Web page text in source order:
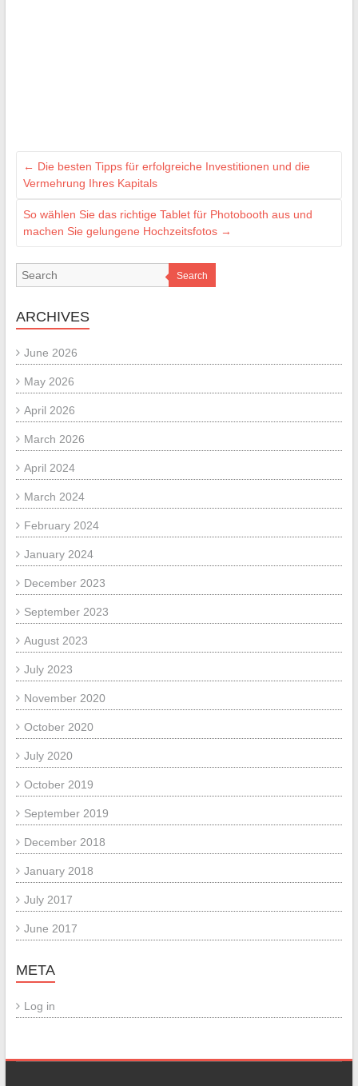
← Die besten Tipps für erfolgreiche Investitionen und die
Vermehrung Ihres Kapitals
So wählen Sie das richtige Tablet für Photobooth aus und
machen Sie gelungene Hochzeitsfotos →
Search
ARCHIVES
June 2026
May 2026
April 2026
March 2026
April 2024
March 2024
February 2024
January 2024
December 2023
September 2023
August 2023
July 2023
November 2020
October 2020
July 2020
October 2019
September 2019
December 2018
January 2018
July 2017
June 2017
META
Log in